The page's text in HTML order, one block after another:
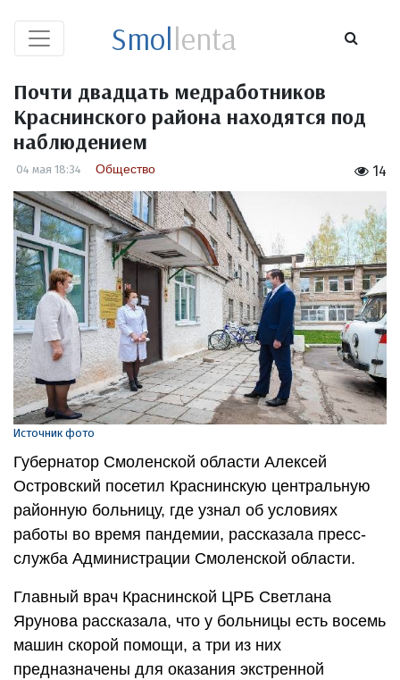
Smollenta
Почти двадцать медработников
Краснинского района находятся под
наблюдением
14
04 мая 18:34 Общество
Источник фото
Губернатор Смоленской области Алексей
Островский посетил Краснинскую центральную
районную больницу, где узнал об условиях
работы во время пандемии, рассказала пресс-
служба Администрации Смоленской области.
Главный врач Краснинской ЦРБ Светлана
Ярунова рассказала, что у больницы есть восемь
машин скорой помощи, а три из них
предназначены для оказания экстренной